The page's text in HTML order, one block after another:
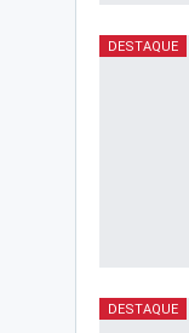
DESTAQUE
DESTAQUE